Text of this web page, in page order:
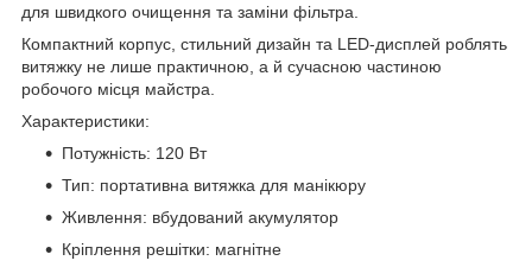
для швидкого очищення та заміни фільтра.
Компактний корпус, стильний дизайн та LED-дисплей роблять
витяжку не лише практичною, а й сучасною частиною
робочого місця майстра.
Характеристики:
Потужність: 120 Вт
Тип: портативна витяжка для манікюру
Живлення: вбудований акумулятор
Кріплення решітки: магнітне